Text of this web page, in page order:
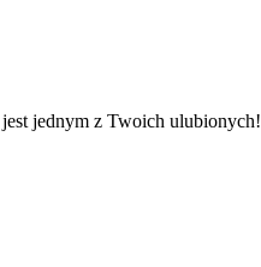
jednym z Twoich ulubionych!